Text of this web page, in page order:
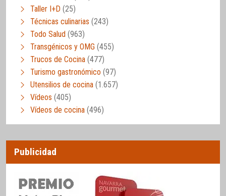
Taller I+D (25)
Técnicas culinarias (243)
Todo Salud (963)
Transgénicos y OMG (455)
Trucos de Cocina (477)
Turismo gastronómico (97)
Utensilios de cocina (1.657)
Vídeos (405)
Vídeos de cocina (496)
Publicidad